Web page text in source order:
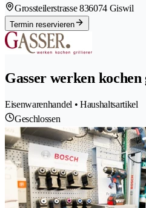
Grossteilerstrasse 836074 Giswil
Termin reservieren
Gasser werken
Eisenwarenhandel • Haushaltsartikel
Geschlossen